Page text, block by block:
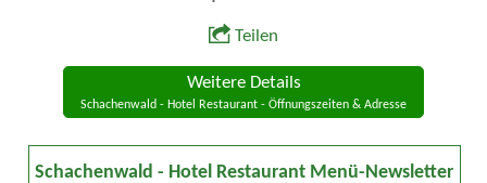
Teilen
Weitere Details
Schachenwald - Hotel Restaurant - Öffnungszeiten & Adresse
Schachenwald - Hotel Restaurant Menü-Newsletter